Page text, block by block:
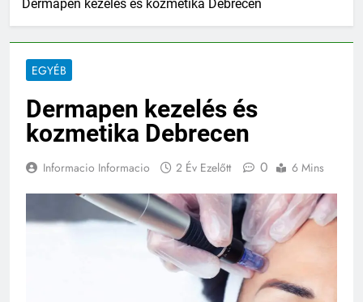
Dermapen kezelés és kozmetika Debrecen
EGYÉB
Dermapen kezelés és
kozmetika Debrecen
Informacio Informacio 2 Év Ezelőtt 0 6 Mins